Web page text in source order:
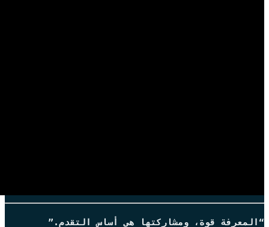
“المعرفة قوة، ومشاركتها هي أساس التقدم.”